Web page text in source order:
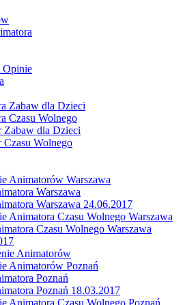
Opinie
Zabaw dla Dzieci
Czasu Wolnego
Zabaw dla Dzieci
Wolnego
Animatorów Warszawa
Warszawa
Warszawa 24.06.2017
Animatora Czasu Wolnego Warszawa
Czasu Wolnego Warszawa
Animatorów
Animatorów Poznań
Poznań
Poznań 18.03.2017
Animatora Czasu Wolnego Poznań